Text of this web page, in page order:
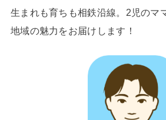
生まれも育ちも相鉄沿線。2児のマ
地域の魅力をお届けします！